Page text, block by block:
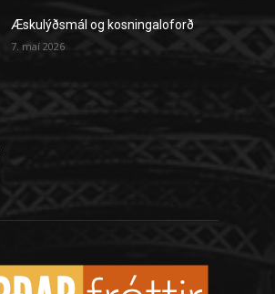
Æskulýðsmál og kosningaloforð
7. maí 2026